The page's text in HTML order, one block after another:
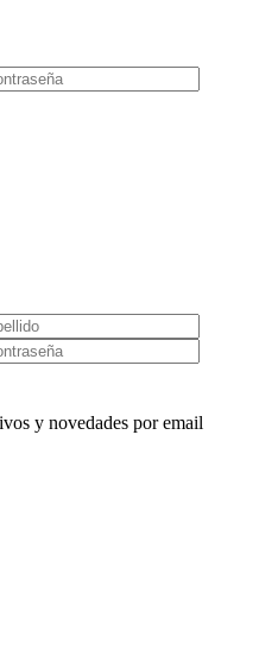
y novedades por email